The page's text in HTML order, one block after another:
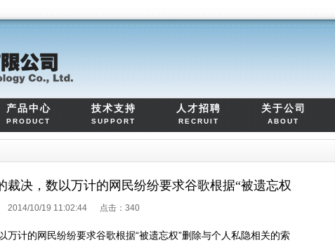
产品中心
PRODUCT
技术支持
SUPPORT
人才招聘
RECRUIT
关于公司
ABOUT
裁决，数以万计的网民纷纷要求谷歌根据“被遗忘权
2014/10/19 11:02:44 点击： 340
万计的网民纷纷要求谷歌根据“被遗忘权”删除与个人私隐相关的索